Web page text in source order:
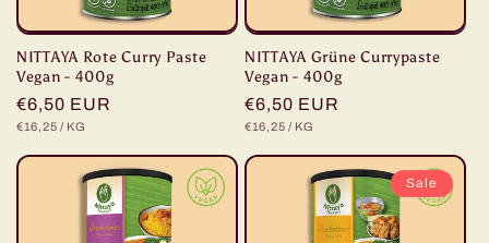
NITTAYA Rote Curry Paste
Vegan - 400g
Normaler
Preis
€6,50 EUR
STÜCKPREIS
€16,25 / PRO
KG
NITTAYA Grüne Currypaste
Vegan - 400g
Normaler
Preis
€6,50 EUR
STÜCKPREIS
€16,25 / PRO
KG
Sale